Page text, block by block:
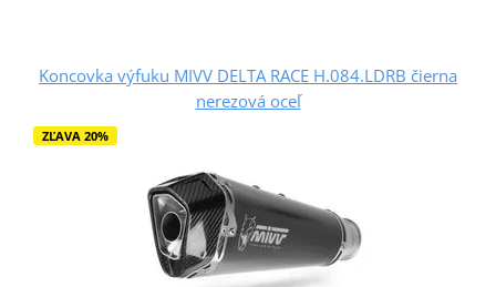
Koncovka výfuku MIVV DELTA RACE H.084.LDRB čierna
nerezová oceľ
ZĽAVA 20%